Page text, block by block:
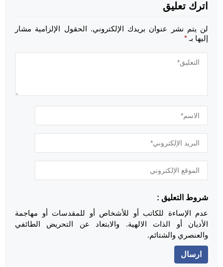
اترك تعليق
لن يتم نشر عنوان بريدك الإلكتروني. الحقول الإلزامية مشار
إليها بـ *
شروط التعليق :
عدم الإساءة للكاتب أو للأشخاص أو للمقدسات أو مهاجمة
الأديان أو الذات الالهية. والابتعاد عن التحريض الطائفي
والعنصري والشتائم.